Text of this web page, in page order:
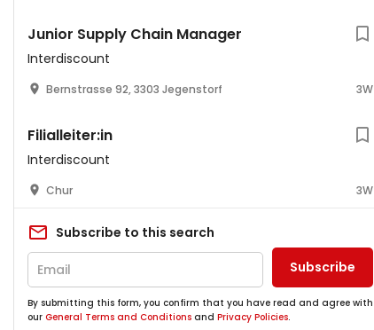
Junior Supply Chain Manager
Interdiscount
Bernstrasse 92, 3303 Jegenstorf 3W
Filialleiter:in
Interdiscount
Chur 3W
Subscribe to this search
Subscribe
By submitting this form, you confirm that you have read and agree with
our General Terms and Conditions and Privacy Policies.